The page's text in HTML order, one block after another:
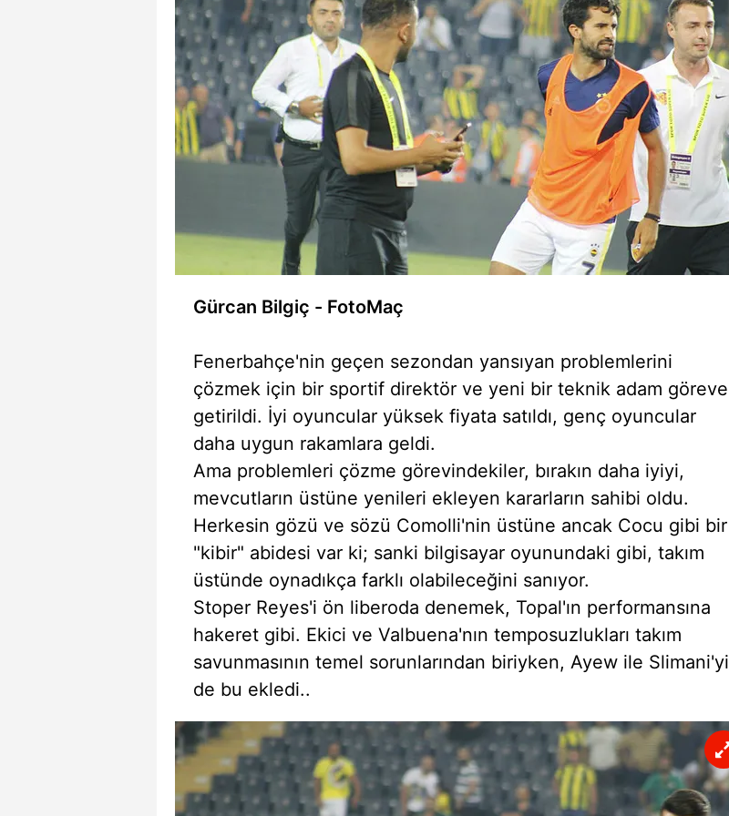
mevzuata uygun olarak kullanılan çerezlerle ilgili bilgi almak için lütfen
tıklayınız
Gürcan Bilgiç - FotoMaç
Fenerbahçe'nin geçen sezondan yansıyan problemlerini
çözmek için bir sportif direktör ve yeni bir teknik adam göreve
getirildi. İyi oyuncular yüksek fiyata satıldı, genç oyuncular
daha uygun rakamlara geldi.
Ama problemleri çözme görevindekiler, bırakın daha iyiyi,
mevcutların üstüne yenileri ekleyen kararların sahibi oldu.
Herkesin gözü ve sözü Comolli'nin üstüne ancak Cocu gibi bir
"kibir" abidesi var ki; sanki bilgisayar oyunundaki gibi, takım
üstünde oynadıkça farklı olabileceğini sanıyor.
Stoper Reyes'i ön liberoda denemek, Topal'ın performansına
hakeret gibi. Ekici ve Valbuena'nın temposuzlukları takım
savunmasının temel sorunlarından biriyken, Ayew ile Slimani'yi
de bu ekledi..